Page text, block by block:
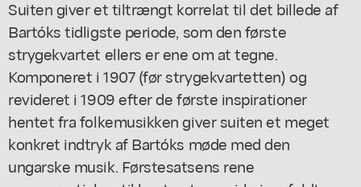
Suiten giver et tiltrængt korrelat til det billede af
Bartóks tidligste periode, som den første
strygekvartet ellers er ene om at tegne.
Komponeret i 1907 (før strygekvartetten) og
revideret i 1909 efter de første inspirationer
hentet fra folkemusikken giver suiten et meget
konkret indtryk af Bartóks møde med den
ungarske musik. Førstesatsens rene